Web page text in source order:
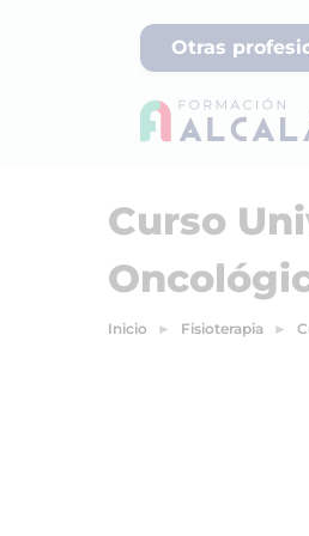
Otras
Curso
Inicio Fisioterapia